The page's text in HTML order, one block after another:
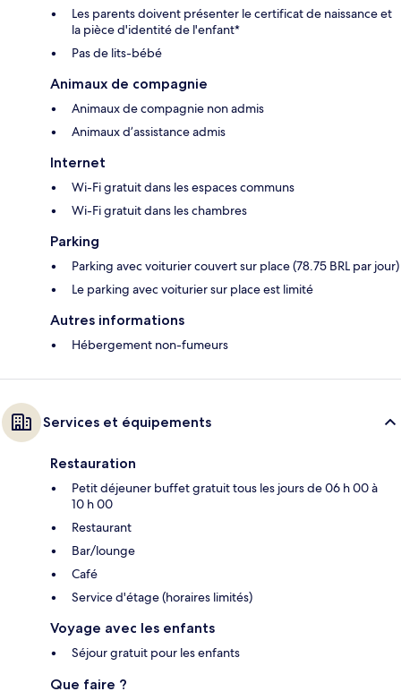
Les parents doivent présenter le certificat de naissance et
la pièce d'identité de l'enfant*
Pas de lits-bébé
Animaux de compagnie
Animaux de compagnie non admis
Animaux d’assistance admis
Internet
Wi-Fi gratuit dans les espaces communs
Wi-Fi gratuit dans les chambres
Parking
Parking avec voiturier couvert sur place (78.75 BRL par jour)
Le parking avec voiturier sur place est limité
Autres informations
Hébergement non-fumeurs
Services et équipements
Restauration
Petit déjeuner buffet gratuit tous les jours de 06 h 00 à
10 h 00
Restaurant
Bar/lounge
Café
Service d'étage (horaires limités)
Voyage avec les enfants
Séjour gratuit pour les enfants
Que faire ?